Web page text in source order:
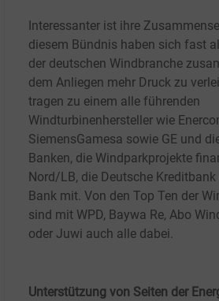
Interessanter ist ihre
diesem Bündnis haben sich fast
der deutschen Windbranche
dem Anliegen mehr Druck zu
tragen zu einem alle führenden
Windturbinenhersteller wie
SiemensGamesa sowie GE und
Banken, die Windparkprojekte
Nord/LB, die Deutsche
Bank mit. Von den Top Ten der
sind mit WPD, Baywa Re, Abo
oder Juwi auch alle dabei.
Unterstützung von Seiten der